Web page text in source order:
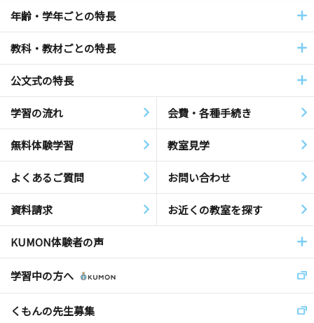
年齢・学年ごとの特長
教科・教材ごとの特長
公文式の特長
学習の流れ 会費・各種手続き
無料体験学習 教室見学
よくあるご質問 お問い合わせ
資料請求 お近くの教室を探す
KUMON体験者の声
学習中の方へ
くもんの先生募集